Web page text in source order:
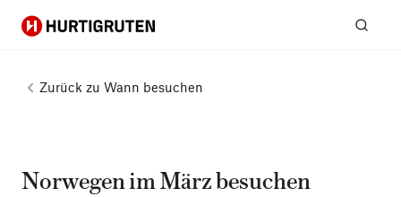
Hurtigruten
Zurück zu Wann besuchen
Norwegen im März besuchen